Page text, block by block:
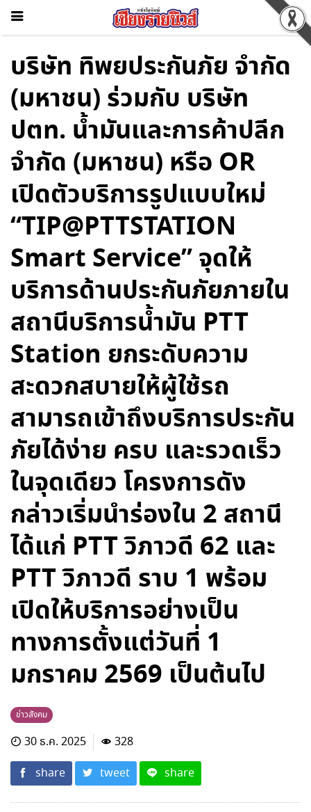
บริษัท ทิพยประกันภัย จำกัด
(มหาชน) ร่วมกับ บริษัท
ปตท. น้ำมันและการค้าปลีก
จำกัด (มหาชน) หรือ OR
เปิดตัวบริการรูปแบบใหม่
“TIP@PTTSTATION
Smart Service” จุดให้
บริการด้านประกันภัยภายใน
สถานีบริการน้ำมัน PTT
Station ยกระดับความ
สะดวกสบายให้ผู้ใช้รถ
สามารถเข้าถึงบริการประกัน
ภัยได้ง่าย ครบ และรวดเร็ว
ในจุดเดียว โครงการดัง
กล่าวเริ่มนำร่องใน 2 สถานี
ได้แก่ PTT วิภาวดี 62 และ
PTT วิภาวดี ราบ 1 พร้อม
เปิดให้บริการอย่างเป็น
ทางการตั้งแต่วันที่ 1
มกราคม 2569 เป็นต้นไป
ข่าวสังคม
30 ธ.ค. 2025
328
share
tweet share